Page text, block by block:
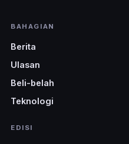
BAHAGIAN
Berita
Ulasan
Beli-belah
Teknologi
EDISI